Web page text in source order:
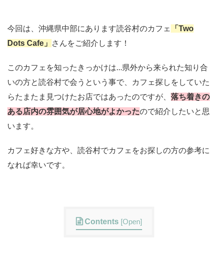
今回は、沖縄県中部にあります読谷村のカフェ
「Two
Dots Cafe」
さんをご紹介します！
このカフェを知ったきっかけは...県外から来られた知り合
いの方と読谷村で会うという事で、カフェ探しをしていた
らたまたま見つけたお店ではあったのですが、 落ち着きの
ある店内の雰囲気が居心地がよかったので紹介したいと思
います。
カフェ好きな方や、読谷村でカフェをお探しの方の参考に
なれば幸いです。
Contents [Open]